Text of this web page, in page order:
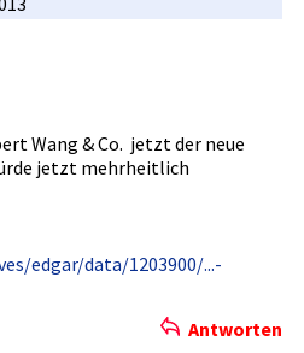
Wang & Co. jetzt­ der neue
jetzt mehrheitli­ch
ed­gar/data/1­203900/...­
Antworten